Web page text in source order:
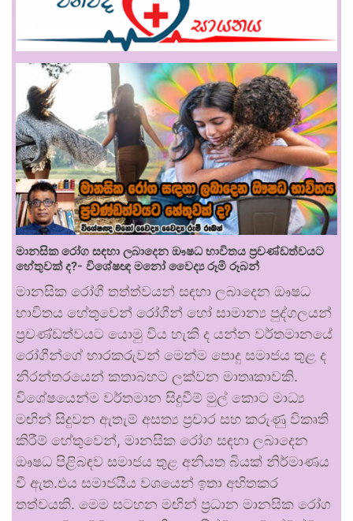
මානසික රෝග සඳහා ලබාදෙන ඖෂධ භාවිතය ප්‍රචණ්ඩත්වයට
හේතුවක් ද?- විශේෂඥ මනෝ වෛද්‍ය රූමි රූබන්
මානසික රෝගී තත්ත්වයන් සඳහා ලබාදෙන ඖෂධ
භාවිතය හේතුවෙන් රෝගීන් හෝ සාමාන්‍ය පුද්ගලයන්
ප්‍රචණ්ඩත්වයට යොමු විය හැකි ද යන්න වර්තමානයේ
රෝගීන්ගේ භාරකරුවන් මෙන්ම පොදු සමාජය තුළ ද
නිරන්තරයෙන් කතාබහට ලක්වන මාතෘකාවකි.
විශේෂයෙන්ම වර්තමාන සිදුවීම් මුල් කොට මාධ්‍ය
මඟින් සිදුවන ඇතැම් අසත්‍ය ප්‍රචාර සහ කරුණු විකෘති
කිරීම් හේතුවෙන්, මානසික රෝග සඳහා ලබාදෙන
ඖෂධ පිළිබඳව සමාජය තුළ අනියත බියක් නිර්මාණය
වී ඇත.එය සමාජයීය වශයෙන් ඉතා අහිතකර
තත්වයකි. මෙම සටහන මඟින් ප්‍රධාන මානසික රෝග